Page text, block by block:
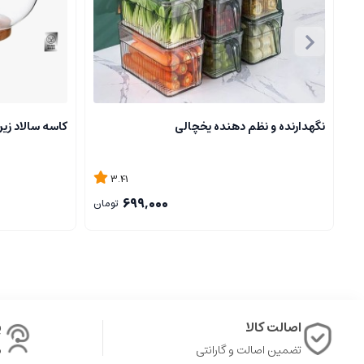
نگهدارنده و نظم دهنده یخچالی
3.41
699,000 تومان
کاسه سالاد
اصالت کالا
تضمین اصالت و گارانتی